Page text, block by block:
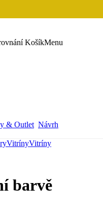
KošíkMenu
& Outlet Návrh
VitrínyVitríny
barvě